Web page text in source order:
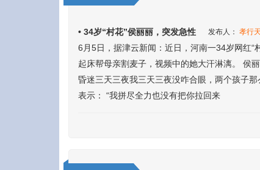
• 34岁“村花”侯丽丽，突发急性 发布人： 孝行
6月5日，据津云新闻：近日，河南一34岁网红
起床帮母亲割麦子，视频中的她大汗淋漓。 侯
昏迷三天三夜我三天三夜没咋合眼，两个孩子
表示： “我拼尽全力也没有把你拉回来